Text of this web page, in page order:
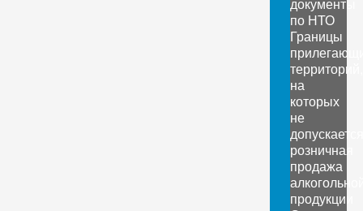
по НТО
Границы
территорий,
на
которых
не
допускается
розничная
продажа
продукции